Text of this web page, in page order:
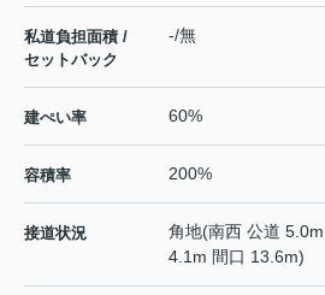
私道負担面積 /
セットバック
-/無
建ぺい率 60%
容積率 200%
接道状況
角地(南西 公道
4.1m 間口 13.6m)